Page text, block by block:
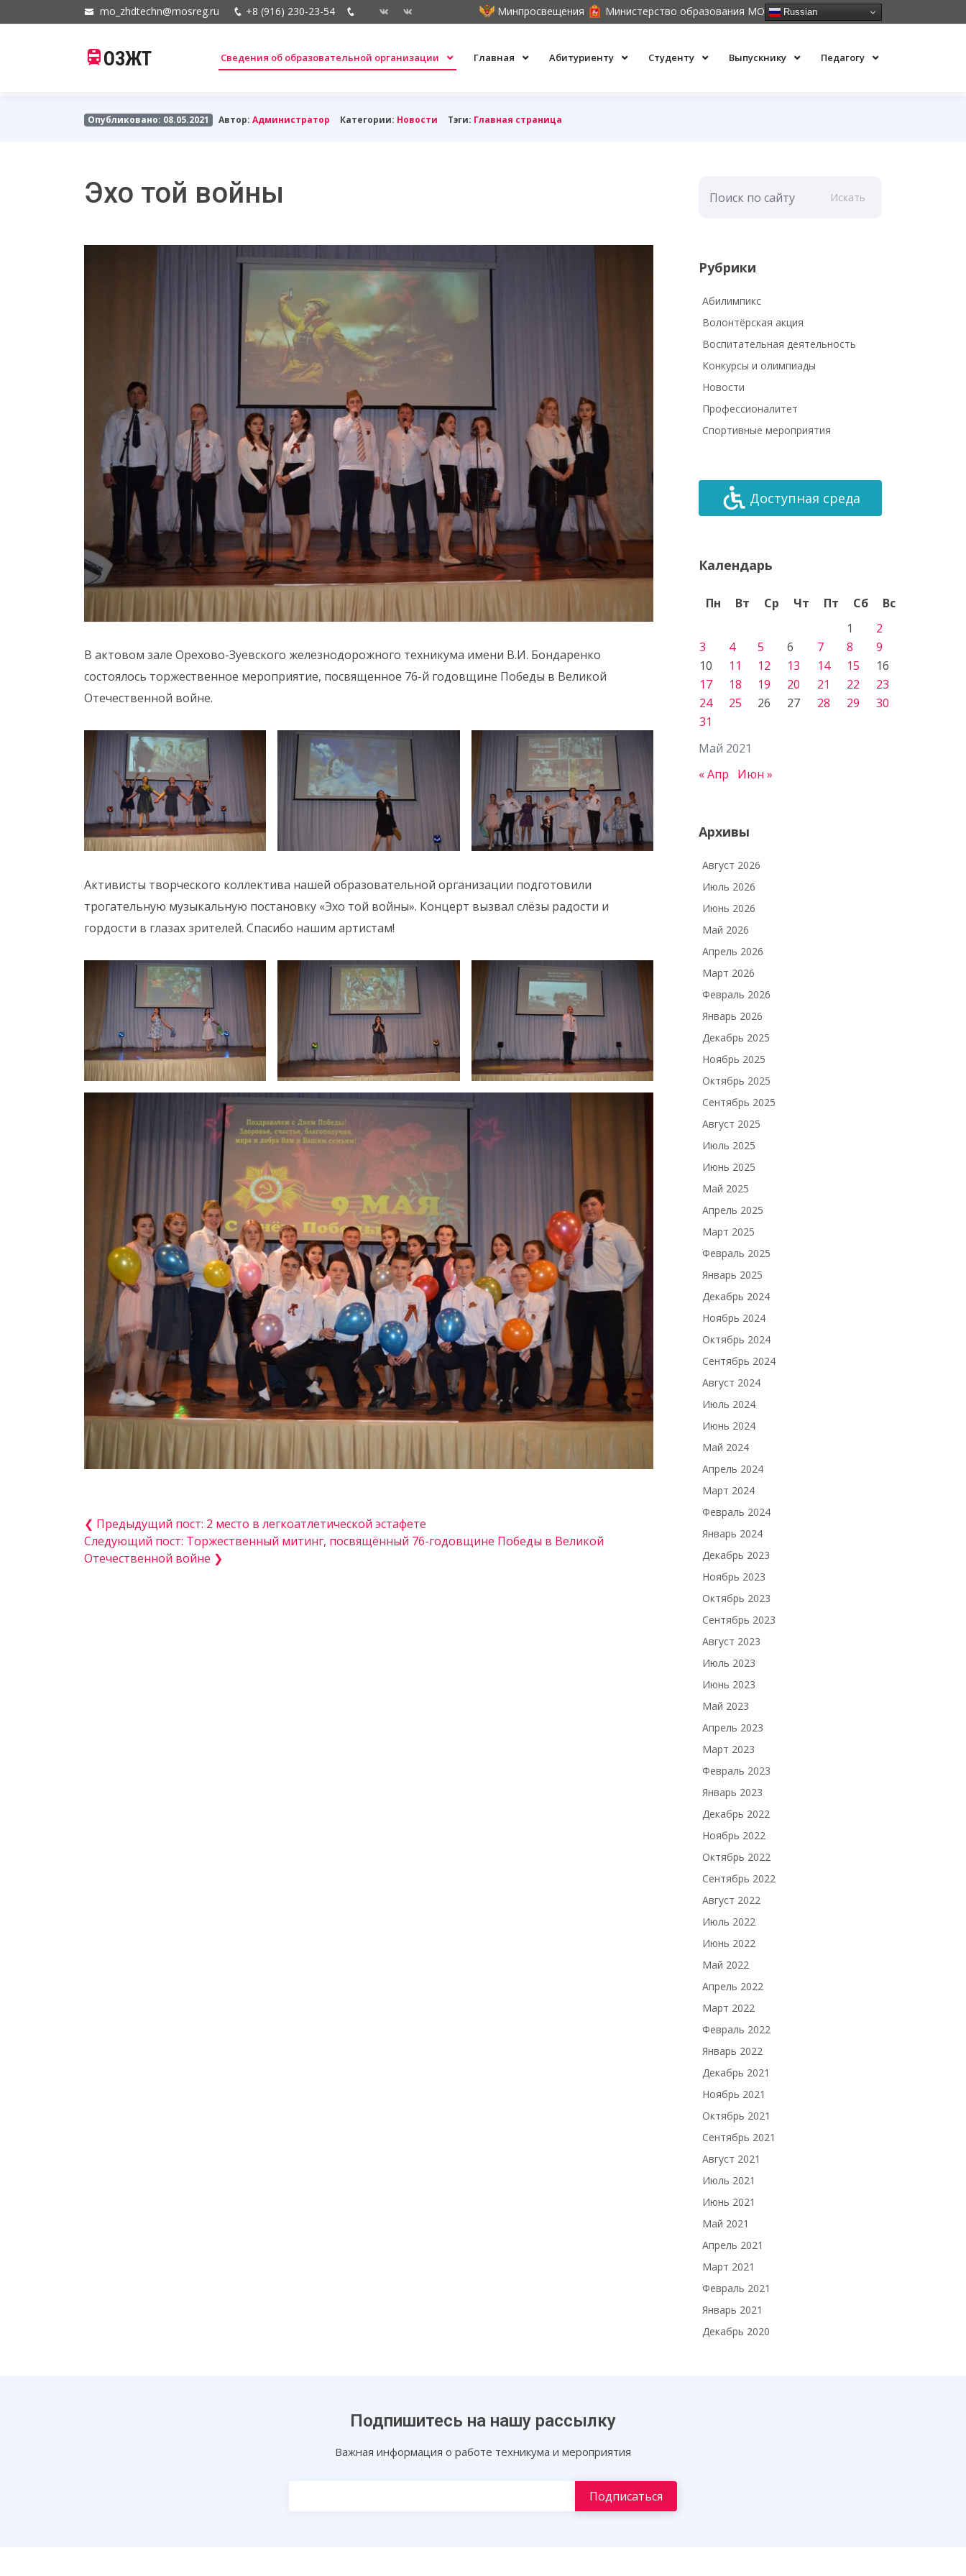
mo_zhdtechn@mosreg.ru +8 (916) 230-23-54 Минпросвещения Министерство образования МО Russian
ОЗЖТ Сведения об образовательной организации Главная Абитуриенту Студенту Выпускнику Педагогу
Опубликовано: 08.05.2021 Автор:Администратор Категории: Новости Тэги: Главная страница
Эхо той войны
В актовом зале Орехово-Зуевского железнодорожного техникума имени В.И. Бондаренко
состоялось торжественное мероприятие, посвященное 76-й годовщине Победы в Великой
Отечественной войне.
Активисты творческого коллектива нашей образовательной организации подготовили
трогательную музыкальную постановку «Эхо той войны». Концерт вызвал слёзы радости и
гордости в глазах зрителей. Спасибо нашим артистам!
❮ Предыдущий пост: 2 место в легкоатлетической эстафете
Следующий пост: Торжественный митинг, посвящённый 76-годовщине Победы в Великой
Отечественной войне ❯
Искать
Рубрики
Абилимпикс
Волонтёрская акция
Воспитательная деятельность
Конкурсы и олимпиады
Новости
Профессионалитет
Спортивные мероприятия
Доступная среда
Календарь
Май 2021
Пн Вт Ср Чт Пт Сб
Вс
1
2
3
4 5 6 7 8
9
10
11 12 13 14 15
16
17
18 19 20 21 22
23
24
25 26 27 28 29
30
31
« Апр Июн »
Архивы
Август 2026
Июль 2026
Июнь 2026
Май 2026
Апрель 2026
Март 2026
Февраль 2026
Январь 2026
Декабрь 2025
Ноябрь 2025
Октябрь 2025
Сентябрь 2025
Август 2025
Июль 2025
Июнь 2025
Май 2025
Апрель 2025
Март 2025
Февраль 2025
Январь 2025
Декабрь 2024
Ноябрь 2024
Октябрь 2024
Сентябрь 2024
Август 2024
Июль 2024
Июнь 2024
Май 2024
Апрель 2024
Март 2024
Февраль 2024
Январь 2024
Декабрь 2023
Ноябрь 2023
Октябрь 2023
Сентябрь 2023
Август 2023
Июль 2023
Июнь 2023
Май 2023
Апрель 2023
Март 2023
Февраль 2023
Январь 2023
Декабрь 2022
Ноябрь 2022
Октябрь 2022
Сентябрь 2022
Август 2022
Июль 2022
Июнь 2022
Май 2022
Апрель 2022
Март 2022
Февраль 2022
Январь 2022
Декабрь 2021
Ноябрь 2021
Октябрь 2021
Сентябрь 2021
Август 2021
Июль 2021
Июнь 2021
Май 2021
Апрель 2021
Март 2021
Февраль 2021
Январь 2021
Декабрь 2020
Подпишитесь на нашу рассылку
Важная информация о работе техникума и мероприятия